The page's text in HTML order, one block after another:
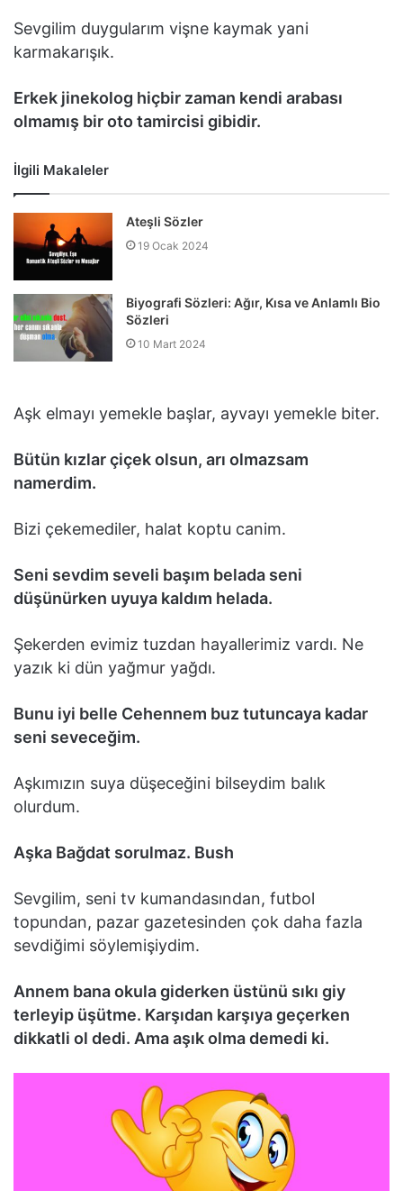
Sevgilim duygularım vişne kaymak yani
karmakarışık.
Erkek jinekolog hiçbir zaman kendi arabası
olmamış bir oto tamircisi gibidir.
İlgili Makaleler
Ateşli Sözler
19 Ocak 2024
Biyografi Sözleri: Ağır, Kısa ve Anlamlı Bio
Sözleri
10 Mart 2024
Aşk elmayı yemekle başlar, ayvayı yemekle biter.
Bütün kızlar çiçek olsun, arı olmazsam
namerdim.
Bizi çekemediler, halat koptu canim.
Seni sevdim seveli başım belada seni
düşünürken uyuya kaldım helada.
Şekerden evimiz tuzdan hayallerimiz vardı. Ne
yazık ki dün yağmur yağdı.
Bunu iyi belle Cehennem buz tutuncaya kadar
seni seveceğim.
Aşkımızın suya düşeceğini bilseydim balık
olurdum.
Aşka Bağdat sorulmaz. Bush
Sevgilim, seni tv kumandasından, futbol
topundan, pazar gazetesinden çok daha fazla
sevdiğimi söylemişiydim.
Annem bana okula giderken üstünü sıkı giy
terleyip üşütme. Karşıdan karşıya geçerken
dikkatli ol dedi. Ama aşık olma demedi ki.